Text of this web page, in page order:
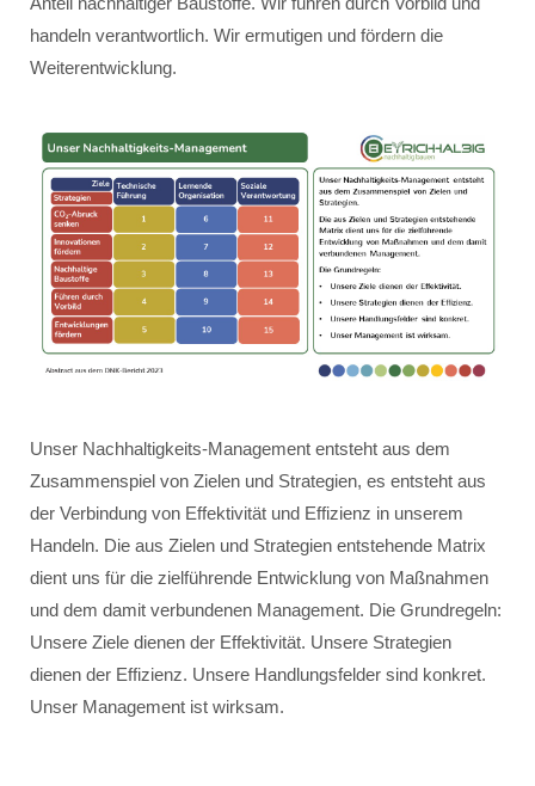
handeln verantwortlich. Wir ermutigen und fördern die
Weiterentwicklung.
Unser Nachhaltigkeits-Management entsteht aus dem
Zusammenspiel von Zielen und Strategien, es entsteht aus
der Verbindung von Effektivität und Effizienz in unserem
Handeln. Die aus Zielen und Strategien entstehende Matrix
dient uns für die zielführende Entwicklung von Maßnahmen
und dem damit verbundenen Management. Die Grundregeln:
Unsere Ziele dienen der Effektivität. Unsere Strategien
dienen der Effizienz. Unsere Handlungsfelder sind konkret.
Unser Management ist wirksam.